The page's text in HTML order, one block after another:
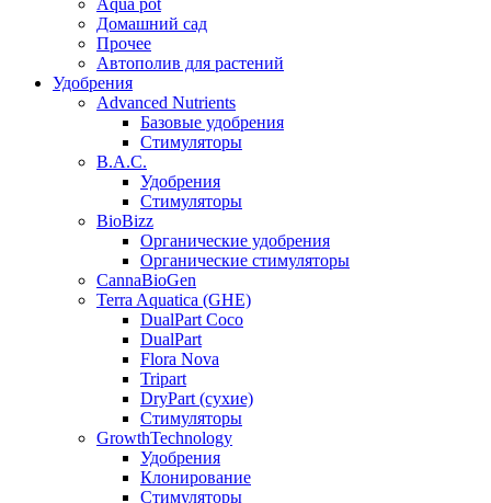
Домашний сад
Прочее
Автополив для растений
Удобрения
Advanced Nutrients
Базовые удобрения
Стимуляторы
B.A.C.
Удобрения
Стимуляторы
BioBizz
Органические удобрения
Органические стимуляторы
CannaBioGen
Terra Aquatica (GHE)
DualPart Coco
DualPart
Flora Nova
Tripart
DryPart (сухие)
Стимуляторы
GrowthTechnology
Удобрения
Клонирование
Стимуляторы